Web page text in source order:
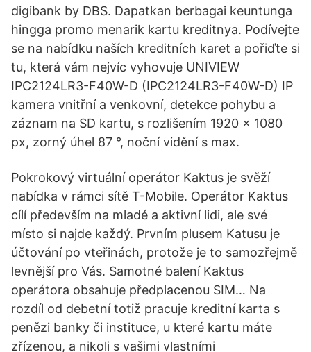
digibank by DBS. Dapatkan berbagai keuntunga
hingga promo menarik kartu kreditnya. Podívejte
se na nabídku naších kreditních karet a pořiďte si
tu, která vám nejvíc vyhovuje UNIVIEW
IPC2124LR3-F40W-D (IPC2124LR3-F40W-D) IP
kamera vnitřní a venkovní, detekce pohybu a
záznam na SD kartu, s rozlišením 1920 × 1080
px, zorný úhel 87 °, noční vidění s max.
Pokrokový virtuální operátor Kaktus je svěží
nabídka v rámci sítě T-Mobile. Operátor Kaktus
cílí především na mladé a aktivní lidi, ale své
místo si najde každý. Prvním plusem Katusu je
účtování po vteřinách, protože je to samozřejmě
levnější pro Vás. Samotné balení Kaktus
operátora obsahuje předplacenou SIM… Na
rozdíl od debetní totiž pracuje kreditní karta s
penězi banky či instituce, u které kartu máte
zřízenou, a nikoli s vašimi vlastními